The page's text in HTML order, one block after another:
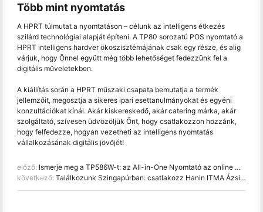
Több mint nyomtatás
A HPRT túlmutat a nyomtatáson – célunk az intelligens étkezés
szilárd technológiai alapját építeni. A TP80 sorozatú POS nyomtató a
HPRT intelligens hardver ökoszisztémájának csak egy része, és alig
várjuk, hogy Önnel együtt még több lehetőséget fedezzünk fel a
digitális műveletekben.
A kiállítás során a HPRT műszaki csapata bemutatja a termék
jellemzőit, megosztja a sikeres ipari esettanulmányokat és egyéni
konzultációkat kínál. Akár kiskereskedő, akár catering márka, akár
szolgáltató, szívesen üdvözöljük Önt, hogy csatlakozzon hozzánk,
hogy felfedezze, hogyan vezetheti az intelligens nyomtatás
vállalkozásának digitális jövőjét!
előző: Ismerje meg a TP586W-t: az All-in-One Nyomtató az online megrendelésekhez
következő: Találkozunk Szingapúrban: csatlakozz Hanin ITMA Ázsia 2025 tanúja a legújabb digitális nyomtatási technológia